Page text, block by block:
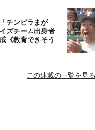
チンピラまが
ズチーム出身者
《教育できそう
この連載の一覧を見る